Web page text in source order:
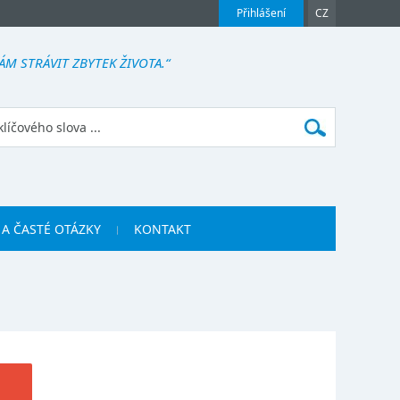
Přihlášení CZ
STRÁVIT ZBYTEK ŽIVOTA.“
ČASTÉ OTÁZKY KONTAKT